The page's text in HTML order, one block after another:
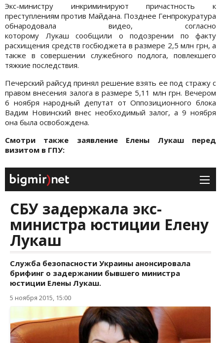
Экс-министру инкриминируют причастность к
преступлениям против Майдана. Позднее Генпрокуратура
обнародовала видео, согласно
которому Лукаш сообщили о подозрении по факту
расхищения средств госбюджета в размере 2,5 млн грн, а
также в совершении служебного подлога, повлекшего
тяжкие последствия.
Печерский райсуд принял решение взять ее под стражу с
правом внесения залога в размере 5,11 млн грн. Вечером
6 ноября народный депутат от Оппозиционного блока
Вадим Новинский внес необходимый залог, а 9 ноября
она была освобождена.
Смотри также заявление Елены Лукаш перед
визитом в ГПУ: